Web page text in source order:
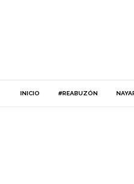
INICIO #REABUZÓN